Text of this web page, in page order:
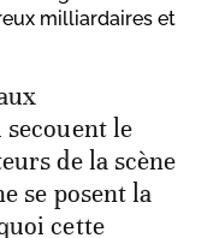
milliardaires et
le
de la scène
se posent la
cette